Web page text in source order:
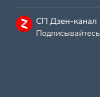
СП Дзен-канал
Подписывайтесь